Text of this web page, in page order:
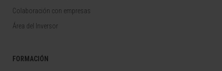
Colaboración con empresas
Área del Inversor
FORMACIÓN